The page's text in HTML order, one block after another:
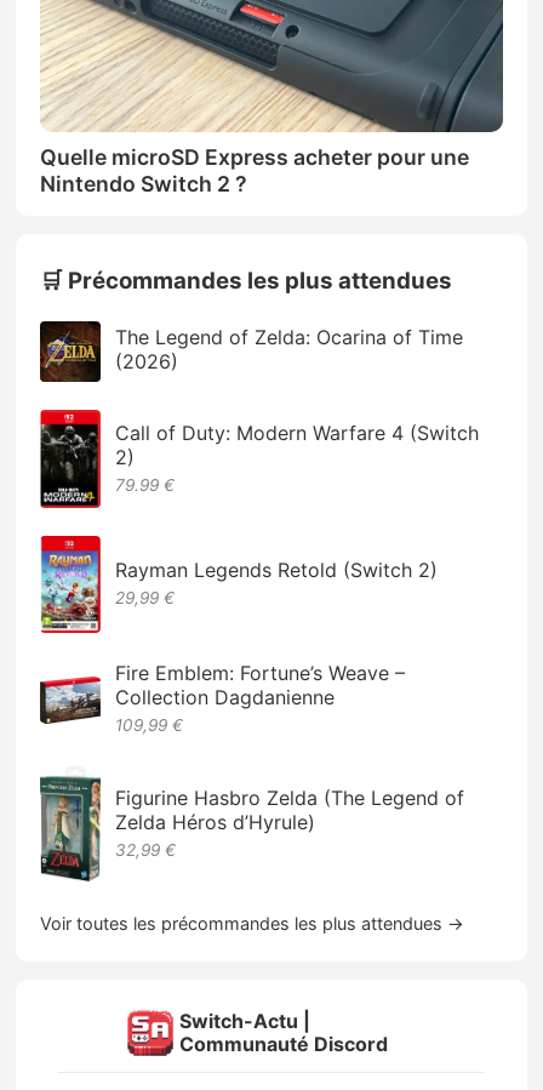
Quelle microSD Express acheter pour une
Nintendo Switch 2 ?
🛒 Précommandes les plus attendues
The Legend of Zelda: Ocarina of Time
(2026)
Call of Duty: Modern Warfare 4 (Switch
2)
79.99 €
Rayman Legends Retold (Switch 2)
29,99 €
Fire Emblem: Fortune’s Weave –
Collection Dagdanienne
109,99 €
Figurine Hasbro Zelda (The Legend of
Zelda Héros d’Hyrule)
32,99 €
Voir toutes les précommandes les plus attendues →
Switch-Actu |
Communauté Discord